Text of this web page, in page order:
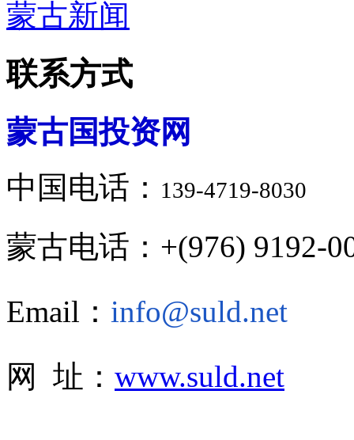
蒙古新闻
联系方式
蒙古国投资网
中国电话： 139-4719-8030
蒙古电话：+(976) 9192-
Email： info@suld.net
网 址： www.suld.net